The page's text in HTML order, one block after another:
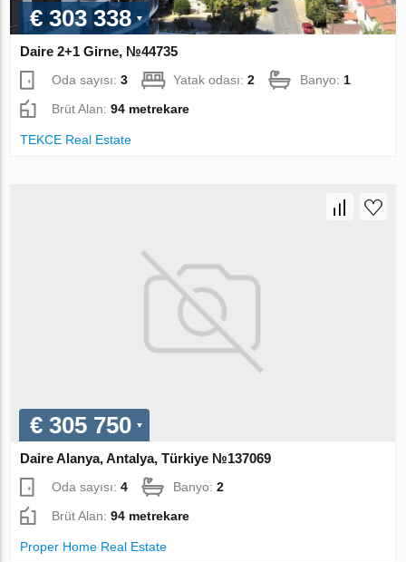
€ 303 338
Daire 2+1 Girne, №44735
Oda sayısı:3 Yatak odası:2 Banyo: 1
Brüt Alan:94 metrekare
TEKCE Real Estate
€ 305 750
Daire Alanya, Antalya, Türkiye №137069
Oda sayısı:4 Banyo:2
Brüt Alan:94 metrekare
Proper Home Real Estate